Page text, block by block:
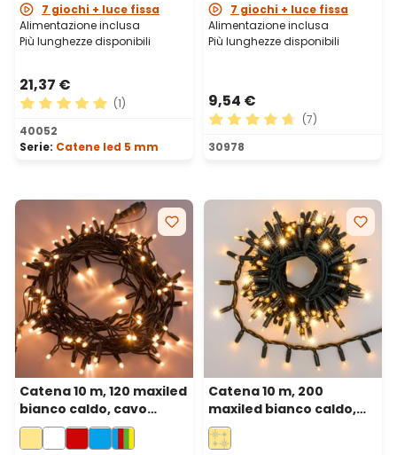
7 giochi + luce fissa
Alimentazione inclusa
Più lunghezze disponibili
21,37 €
Valutazione media di 5 su 5 stelle
(1)
40052
Serie: Catene led 5 mm
7 giochi + luce fissa
Alimentazione inclusa
Più lunghezze disponibili
9,54 €
Valutazione media di 4.71
(7)
30978
Catena 10 m, 120 maxiled
bianco caldo, cavo
verde, prolungabile, IP67
Catena 10 m, 200
maxiled bianco caldo,
cavo verde,
prolungabile, IP67